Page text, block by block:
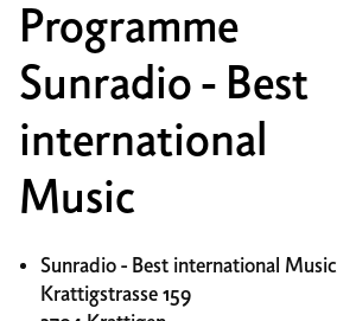
Programme
Sunradio - Best
international
Music
Sunradio - Best international Music
Krattigstrasse 159